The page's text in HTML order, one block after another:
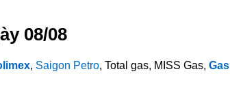
08/08
, Saigon Petro, Total gas, MISS Gas,Gas